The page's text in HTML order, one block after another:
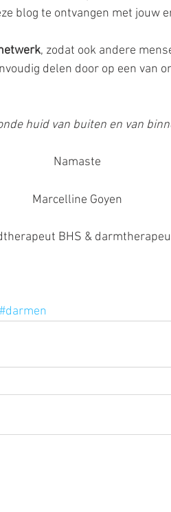
blog te ontvangen met jouw
, zodat ook andere
delen door op een van
huid van buiten en van
Namaste
Marcelline Goyen
BHS &
#darmen